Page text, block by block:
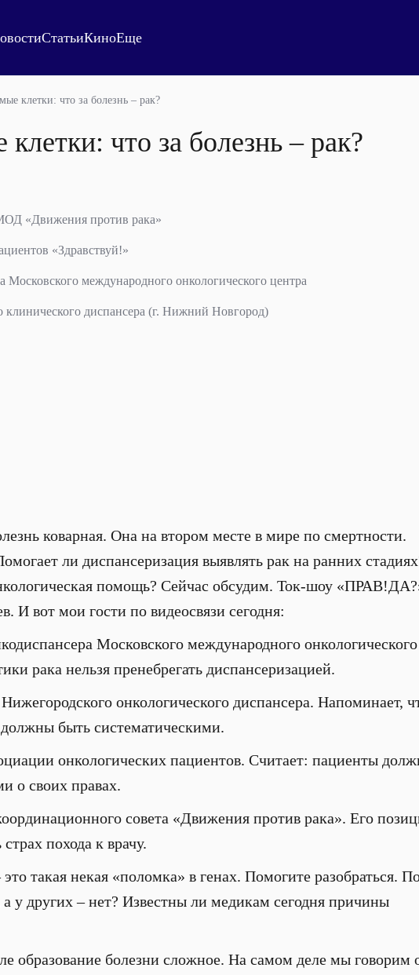
СтатьиКиноЕще
клетки: что за болезнь – рак?
что за болезнь – рак?
«Движения против рака»
«Здравствуй!»
Московского международного онкологического центра
клинического диспансера (г. Нижний Новгород)
коварная. Она на втором месте в мире по смертности.
ли диспансеризация выявлять рак на ранних
помощь? Сейчас обсудим. Ток-шоу
И вот мои гости по видеосвязи сегодня:
Московского международного онкологического
рака нельзя пренебрегать диспансеризацией.
онкологического диспансера. Напоминает,
быть систематическими.
онкологических пациентов. Считает: пациенты
о своих правах.
совета «Движения против рака». Его
похода к врачу.
такая некая «поломка» в генах. Помогите разобраться.
у других – нет? Известны ли медикам сегодня причины
образование болезни сложное. На самом деле мы говорим